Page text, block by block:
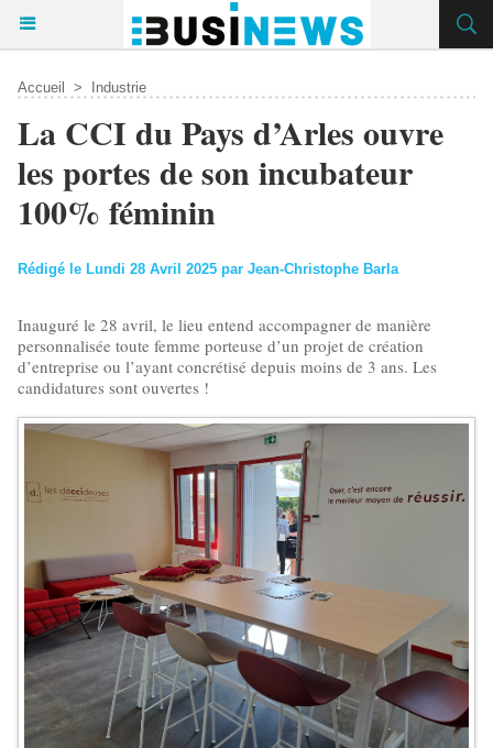
Accueil > Industrie
La CCI du Pays d’Arles ouvre
les portes de son incubateur
100% féminin
Rédigé le Lundi 28 Avril 2025 par Jean-Christophe Barla
Inauguré le 28 avril, le lieu entend accompagner de manière
personnalisée toute femme porteuse d’un projet de création
d’entreprise ou l’ayant concrétisé depuis moins de 3 ans. Les
candidatures sont ouvertes !